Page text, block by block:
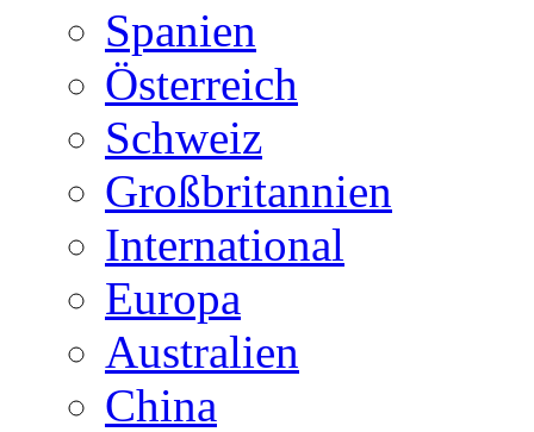
Spanien
Österreich
Schweiz
Großbritannien
International
Europa
Australien
China